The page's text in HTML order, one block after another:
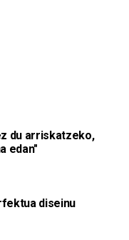
du arriskatzeko,
edan"
diseinu